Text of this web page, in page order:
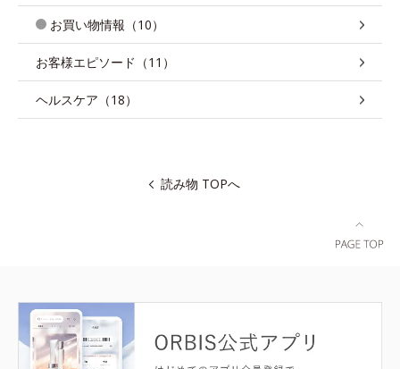
お買い物情報（10）
お客様エピソード（11）
ヘルスケア（18）
読み物 TOPへ